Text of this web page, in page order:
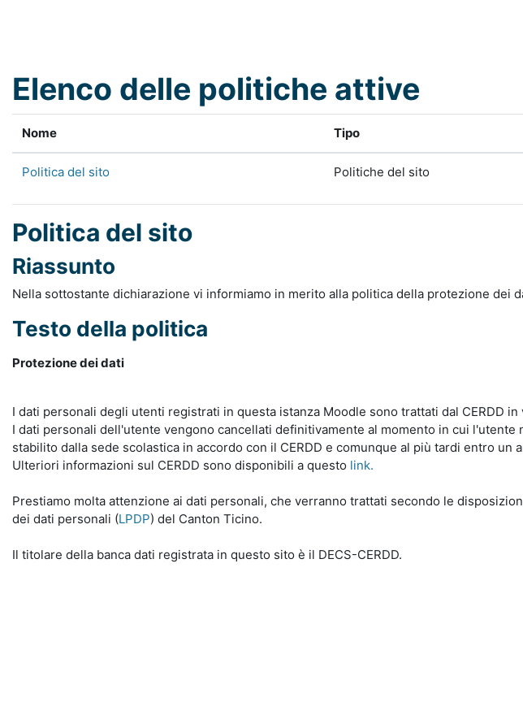
Elenco delle politiche attive
Nome Tipo
Politica del sito Politiche del sito
Politica del sito
Riassunto
Nella sottostante dichiarazione vi informiamo in merito alla politica della protezione dei
Testo della politica
Protezione dei dati
I dati personali degli utenti registrati in questa istanza Moodle sono trattati dal CERDD
I dati personali dell'utente vengono cancellati definitivamente al momento in cui
stabilito dalla sede scolastica in accordo con il CERDD e comunque al più tardi entro un
Ulteriori informazioni sul CERDD sono disponibili a questo link.
Prestiamo molta attenzione ai dati personali, che verranno trattati secondo le
dei dati personali (LPDP) del Canton Ticino.
Il titolare della banca dati registrata in questo sito è il DECS-CERDD.